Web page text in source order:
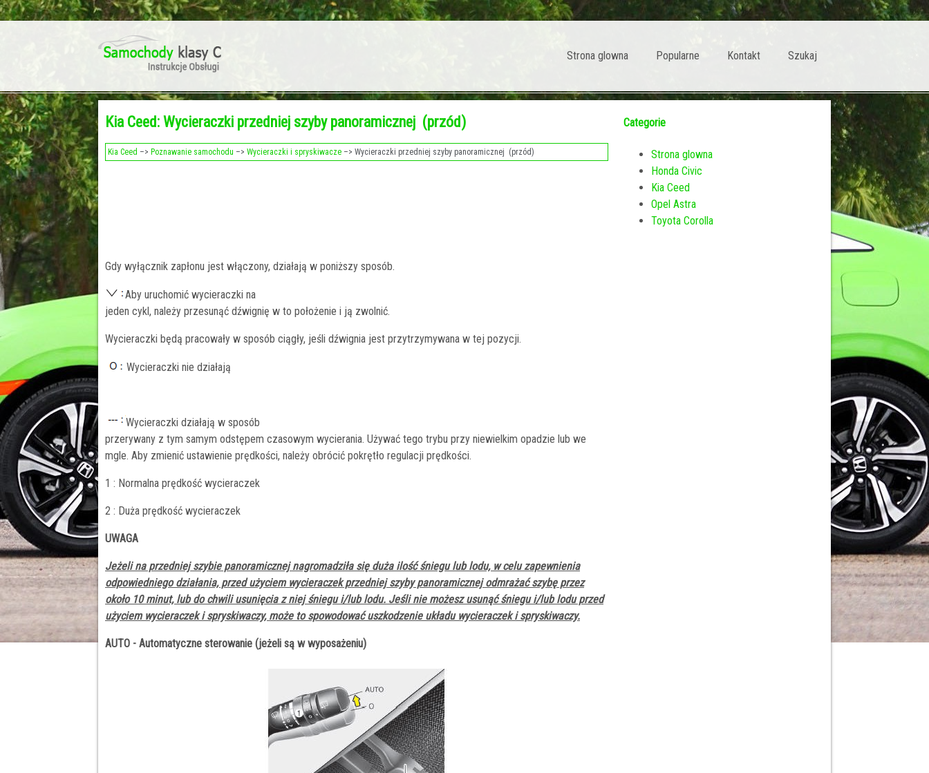
Strona glowna Popularne Kontakt Szukaj
Kia Ceed: Wycieraczki przedniej szyby panoramicznej (przód)
Kia Ceed –> Poznawanie samochodu –> Wycieraczki i spryskiwacze –> Wycieraczki przedniej szyby panoramicznej (przód)
Gdy wyłącznik zapłonu jest włączony, działają w poniższy sposób.
Aby uruchomić wycieraczki na
jeden cykl, należy przesunąć dźwignię w to położenie i ją zwolnić.
Wycieraczki będą pracowały w sposób ciągły, jeśli dźwignia jest przytrzymywana w tej pozycji.
Wycieraczki nie działają
Wycieraczki działają w sposób
przerywany z tym samym odstępem czasowym wycierania. Używać tego trybu przy niewielkim opadzie lub we
mgle. Aby zmienić ustawienie prędkości, należy obrócić pokrętło regulacji prędkości.
1 : Normalna prędkość wycieraczek
2 : Duża prędkość wycieraczek
UWAGA
Jeżeli na przedniej szybie panoramicznej nagromadziła się duża ilość śniegu lub lodu, w celu zapewnienia
odpowiedniego działania, przed użyciem wycieraczek przedniej szyby panoramicznej odmrażać szybę przez
około 10 minut, lub do chwili usunięcia z niej śniegu i/lub lodu. Jeśli nie możesz usunąć śniegu i/lub lodu przed
użyciem wycieraczek i spryskiwaczy, może to spowodować uszkodzenie układu wycieraczek i spryskiwaczy.
AUTO - Automatyczne sterowanie (jeżeli są w wyposażeniu)
Categorie
Strona glowna
Honda Civic
Kia Ceed
Opel Astra
Toyota Corolla